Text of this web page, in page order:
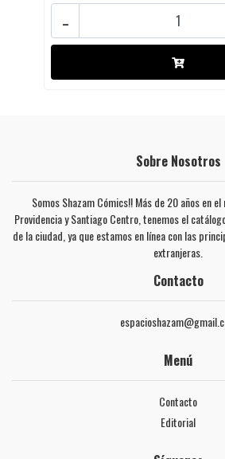
-
Sobre Nosotros
Somos Shazam Cómics!! Más de 20 años en
Providencia y Santiago Centro, tenemos el
de la ciudad, ya que estamos en línea con las
extranjeras.
Contacto
Menú
Contacto
Editorial